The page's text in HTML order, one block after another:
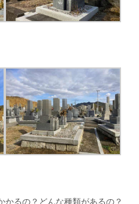
かるの？どんな種類があるの？